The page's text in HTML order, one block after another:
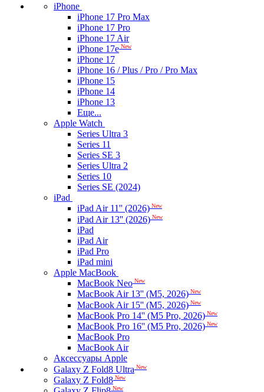
iPhone
iPhone 17 Pro Max
iPhone 17 Pro
iPhone 17 Air
iPhone 17e New
iPhone 17
iPhone 16 / Plus / Pro / Pro Max
iPhone 15
iPhone 14
iPhone 13
Еще...
Apple Watch
Series Ultra 3
Series 11
Series SE 3
Series Ultra 2
Series 10
Series SE (2024)
iPad
iPad Air 11'' (2026) New
iPad Air 13'' (2026) New
iPad
iPad Air
iPad Pro
iPad mini
Apple MacBook
MacBook Neo New
MacBook Air 13'' (M5, 2026) New
MacBook Air 15'' (M5, 2026) New
MacBook Pro 14'' (M5 Pro, 2026) New
MacBook Pro 16'' (M5 Pro, 2026) New
MacBook Pro
MacBook Air
Аксессуары Apple
Galaxy Z Fold8 Ultra New
Galaxy Z Fold8 New
New